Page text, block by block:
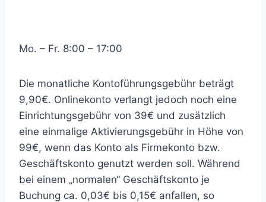
Mo. – Fr. 8:00 – 17:00
Die monatliche Kontoführungsgebühr beträgt
9,90€. Onlinekonto verlangt jedoch noch eine
Einrichtungsgebühr von 39€ und zusätzlich
eine einmalige Aktivierungsgebühr in Höhe von
99€, wenn das Konto als Firmekonto bzw.
Geschäftskonto genutzt werden soll. Während
bei einem „normalen“ Geschäftskonto je
Buchung ca. 0,03€ bis 0,15€ anfallen, so